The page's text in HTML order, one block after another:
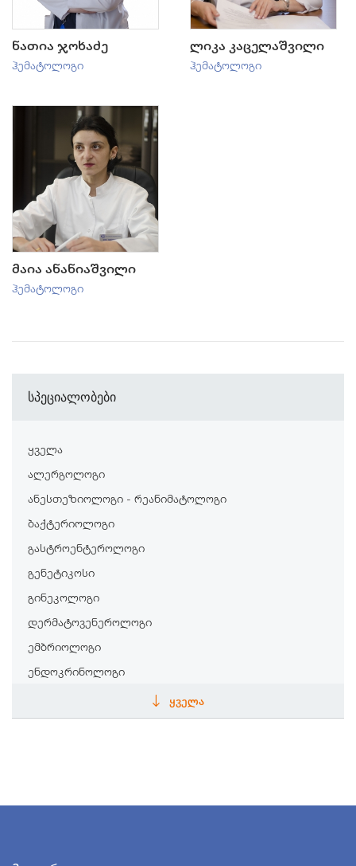
ნათია ჯოხაძე
ჰემატოლოგი
ლიკა კაცელაშვილი
ჰემატოლოგი
მაია ანანიაშვილი
ჰემატოლოგი
სპეციალობები
ყველა
ალერგოლოგი
ანესთეზიოლოგი - რეანიმატოლოგი
ბაქტერიოლოგი
გასტროენტეროლოგი
გენეტიკოსი
გინეკოლოგი
დერმატოვენეროლოგი
ემბრიოლოგი
ენდოკრინოლოგი
ეპიდემიოლოგი
ᲧᲕᲔᲚᲐ